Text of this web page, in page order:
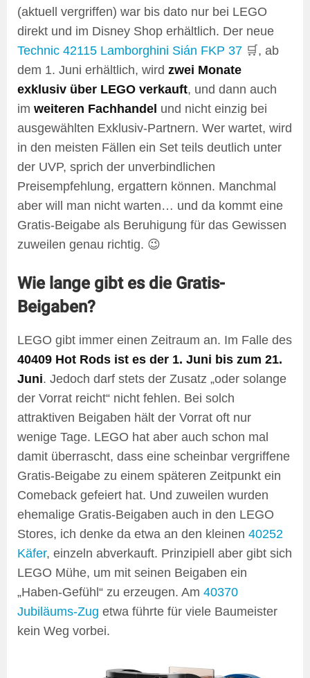
(aktuell vergriffen) war bis dato nur bei LEGO
direkt und im Disney Shop erhältlich. Der neue
Technic 42115 Lamborghini Sián FKP 37 🛒, ab
dem 1. Juni erhältlich, wird zwei Monate
exklusiv über LEGO verkauft, und dann auch
im weiteren Fachhandel und nicht einzig bei
ausgewählten Exklusiv-Partnern. Wer wartet, wird
in den meisten Fällen ein Set teils deutlich unter
der UVP, sprich der unverbindlichen
Preisempfehlung, ergattern können. Manchmal
aber will man nicht warten… und da kommt eine
Gratis-Beigabe als Beruhigung für das Gewissen
zuweilen genau richtig. 😉
Wie lange gibt es die Gratis-
Beigaben?
LEGO gibt immer einen Zeitraum an. Im Falle des
40409 Hot Rods ist es der 1. Juni bis zum 21.
Juni. Jedoch darf stets der Zusatz „oder solange
der Vorrat reicht“ nicht fehlen. Bei solch
attraktiven Beigaben hält der Vorrat oft nur
wenige Tage. LEGO hat aber auch schon mal
damit überrascht, dass eine scheinbar vergriffene
Gratis-Beigabe zu einem späteren Zeitpunkt ein
Comeback gefeiert hat. Und zuweilen wurden
ehemalige Gratis-Beigaben auch in den LEGO
Stores, ich denke da etwa an den kleinen 40252
Käfer, einzeln abverkauft. Prinzipiell aber gibt sich
LEGO Mühe, um mit seinen Beigaben ein
„Haben-Gefühl“ zu erzeugen. Am 40370
Jubiläums-Zug etwa führte für viele Baumeister
kein Weg vorbei.